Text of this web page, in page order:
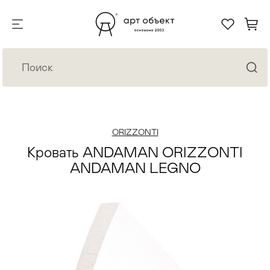
ORIZZONTI
Кровать ANDAMAN ORIZZONTI
ANDAMAN LEGNO